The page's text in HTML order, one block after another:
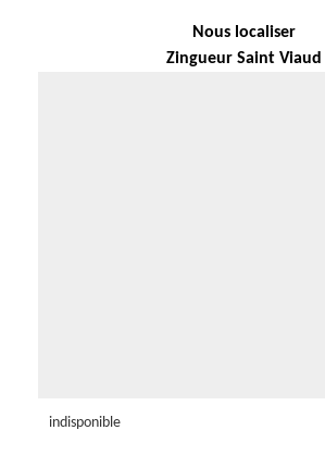
Nous localiser
Zingueur Saint Viaud
indisponible